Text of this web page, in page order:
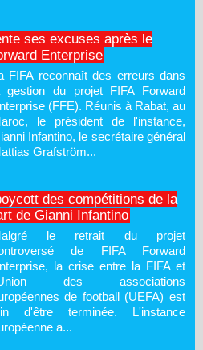
ses excuses après le
Enterprise
FIFA reconnaît des erreurs dans
gestion du projet FIFA Forward
(FFE). Réunis à Rabat, au
le président de l'instance,
Infantino, le secrétaire général
Grafström...
des compétitions de la
de Gianni Infantino
le retrait du projet
de FIFA Forward
la crise entre la FIFA et
des associations
de football (UEFA) est
d'être terminée. L'instance
a...